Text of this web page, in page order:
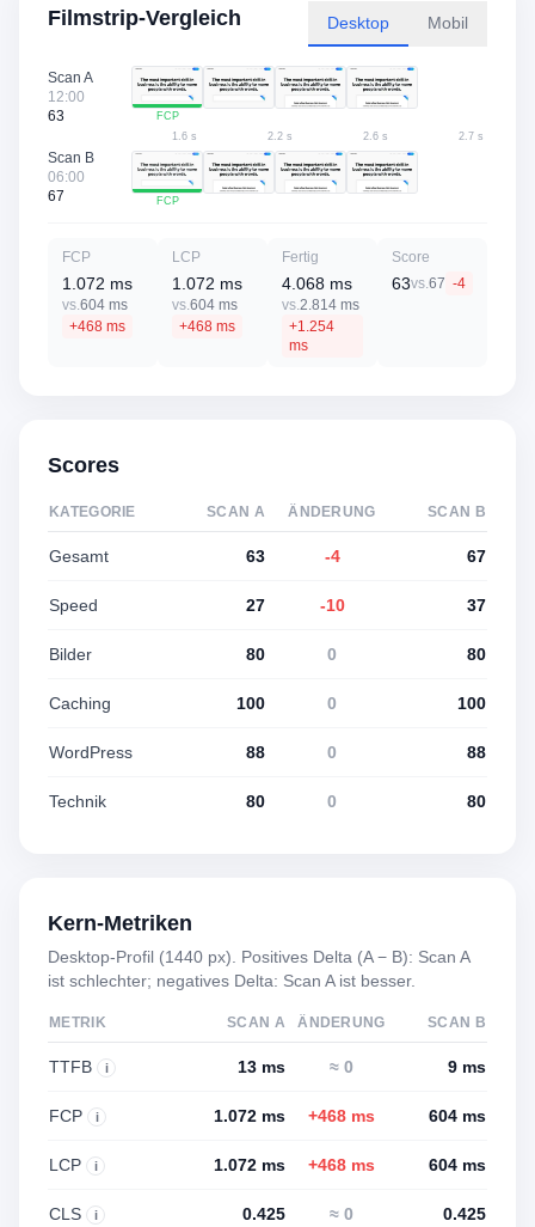
Filmstrip-Vergleich Desktop Mobil
Scan A
12:00
63
FCP
1.6 s
2.2 s 2.6 s 2.7 s
Scan B
06:00
67
FCP
FCP
1.072 ms
vs.604 ms
+468 ms
LCP
1.072 ms
vs.604 ms
+468 ms
Fertig
4.068 ms
vs.2.814 ms
+1.254
ms
Score
63vs.67 -4
Scores
KATEGORIE SCAN A ÄNDERUNG SCAN B
Gesamt 63 -4 67
Speed 27 -10 37
Bilder 80 0 80
Caching 100 0 100
WordPress 88 0 88
Technik 80 0 80
Kern-Metriken
Desktop-Profil (1440 px). Positives Delta (A − B): Scan A
ist schlechter; negatives Delta: Scan A ist besser.
METRIK SCAN A ÄNDERUNG SCAN B
TTFB i 13 ms ≈ 0 9 ms
FCP i 1.072 ms +468 ms 604 ms
LCP i 1.072 ms +468 ms 604 ms
CLS i 0.425 ≈ 0 0.425